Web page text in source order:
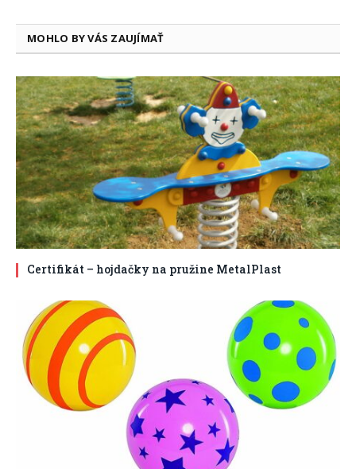
MOHLO BY VÁS ZAUJÍMAŤ
Certifikát – hojdačky na pružine MetalPlast